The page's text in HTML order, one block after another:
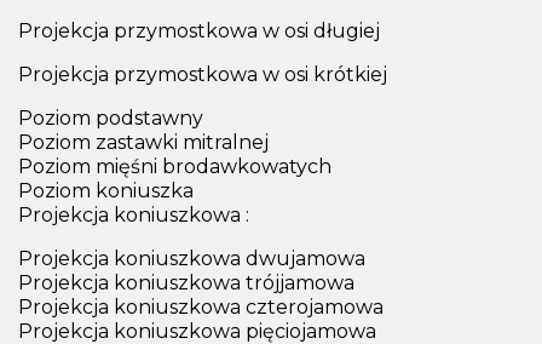
Projekcja przymostkowa w osi długiej
Projekcja przymostkowa w osi krótkiej
Poziom podstawny
Poziom zastawki mitralnej
Poziom mięśni brodawkowatych
Poziom koniuszka
Projekcja koniuszkowa :
Projekcja koniuszkowa dwujamowa
Projekcja koniuszkowa trójjamowa
Projekcja koniuszkowa czterojamowa
Projekcja koniuszkowa pięciojamowa